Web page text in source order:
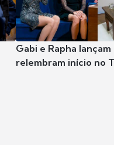
Gabi e Rapha
relembram início no